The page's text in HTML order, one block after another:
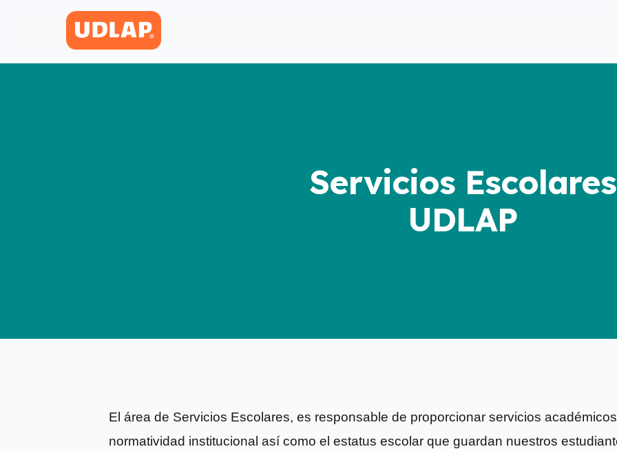
Servicios Escolares
UDLAP
El área de Servicios Escolares, es responsable de proporcionar servicios
normatividad institucional así como el estatus escolar que guardan nuestros